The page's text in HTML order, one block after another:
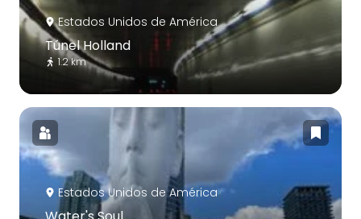
Estados Unidos de América
Túnel Holland
1.2 km
Estados Unidos de América